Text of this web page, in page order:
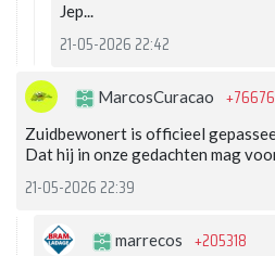
Jep...
21-05-2026 22:42
MarcosCuracao +76676
Zuidbewonert is officieel
Dat hij in onze gedachten mag
21-05-2026 22:39
marrecos +205318